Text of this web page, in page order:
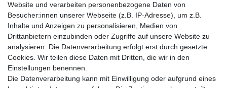
+49 (0) 52 50 / 99 290 30
Montag - Freitag, 09:00 - 15:30
Informationen
Zahlung und Versand
Garantieerklärung
Info Reklamationen
Website und verarbeiten personenbezogene Daten von
Besucher:innen unserer Webseite (z.B. IP-Adresse), um z.B.
Inhalte und Anzeigen zu personalisieren, Medien von
Drittanbietern einzubinden oder Zugriffe auf unsere Website zu
analysieren. Die Datenverarbeitung erfolgt erst durch gesetzte
Cookies. Wir teilen diese Daten mit Dritten, die wir in den
Einstellungen benennen.
Die Datenverarbeitung kann mit Einwilligung oder aufgrund eines